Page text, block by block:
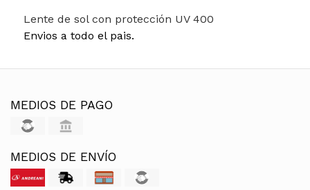
Lente de sol con protección UV 400
Envios a todo el pais.
MEDIOS DE PAGO
MEDIOS DE ENVÍO